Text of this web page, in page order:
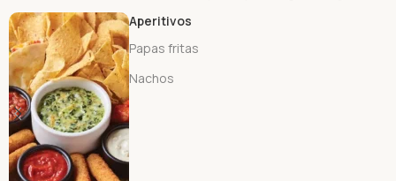
Aperitivos
Papas fritas
Nachos